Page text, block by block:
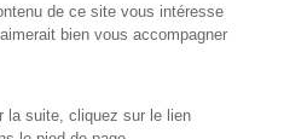
de ce site vous intéresse
bien vous accompagner
la suite, cliquez sur le lien